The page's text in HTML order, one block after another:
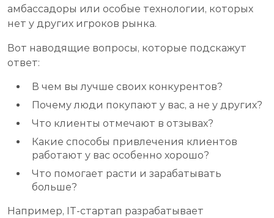
амбассадоры или особые технологии, которых
нет у других игроков рынка.
Вот наводящие вопросы, которые подскажут
ответ:
В чем вы лучше своих конкурентов?
Почему люди покупают у вас, а не у других?
Что клиенты отмечают в отзывах?
Какие способы привлечения клиентов
работают у вас особенно хорошо?
Что помогает расти и зарабатывать
больше?
Например, IT-стартап разрабатывает